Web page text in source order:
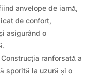
anvelope de iarnă,
de confort,
asigurând o
Construcția ranforsată a
sporită la uzură și o